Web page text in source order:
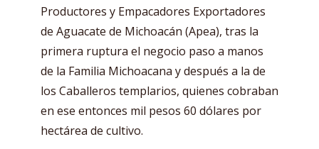
Productores y Empacadores Exportadores
de Aguacate de Michoacán (Apea), tras la
primera ruptura el negocio paso a manos
de la Familia Michoacana y después a la de
los Caballeros templarios, quienes cobraban
en ese entonces mil pesos 60 dólares por
hectárea de cultivo.